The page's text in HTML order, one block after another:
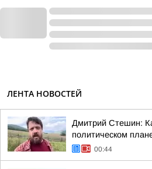
ЛЕНТА НОВОСТЕЙ
Дмитрий Стешин:
политическом
00:44